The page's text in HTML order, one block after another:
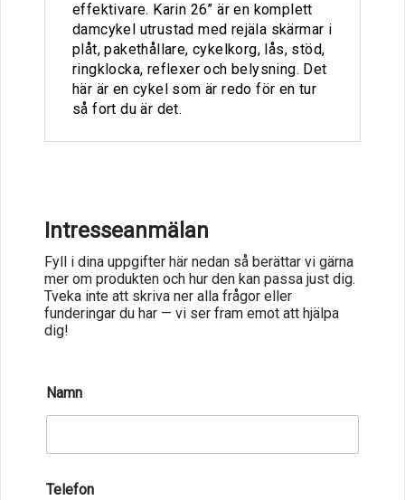
effektivare. Karin 26” är en komplett
damcykel utrustad med rejäla skärmar i
plåt, pakethållare, cykelkorg, lås, stöd,
ringklocka, reflexer och belysning. Det
här är en cykel som är redo för en tur
så fort du är det.
Intresseanmälan
Fyll i dina uppgifter här nedan så berättar vi gärna
mer om produkten och hur den kan passa just dig.
Tveka inte att skriva ner alla frågor eller
funderingar du har — vi ser fram emot att hjälpa
dig!
Namn
Telefon